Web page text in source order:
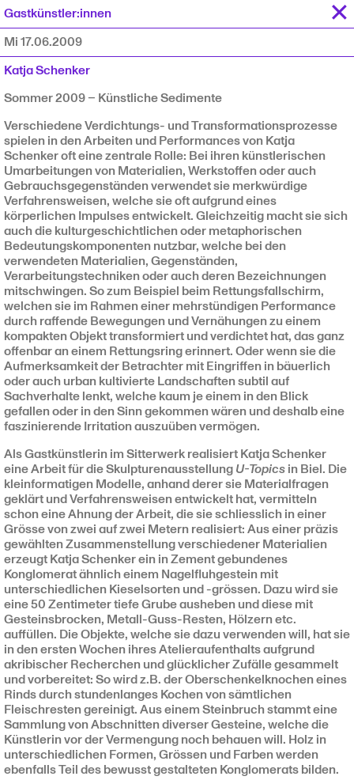
✕
Gastkünstler:innen
Mi 17.06.2009
Katja Schenker
Sommer 2009 – Künstliche Sedimente
Verschiedene Verdichtungs- und Transformationsprozesse
spielen in den Arbeiten und Performances von Katja
Schenker oft eine zentrale Rolle: Bei ihren künstlerischen
Umarbeitungen von Materialien, Werkstoffen oder auch
Gebrauchsgegenständen verwendet sie merkwürdige
Verfahrensweisen, welche sie oft aufgrund eines
körperlichen Impulses entwickelt. Gleichzeitig macht sie sich
auch die kulturgeschichtlichen oder metaphorischen
Bedeutungskomponenten nutzbar, welche bei den
verwendeten Materialien, Gegenständen,
Verarbeitungstechniken oder auch deren Bezeichnungen
mitschwingen. So zum Beispiel beim Rettungsfallschirm,
welchen sie im Rahmen einer mehrstündigen Performance
durch raffende Bewegungen und Vernähungen zu einem
kompakten Objekt transformiert und verdichtet hat, das ganz
offenbar an einem Rettungsring erinnert. Oder wenn sie die
Aufmerksamkeit der Betrachter mit Eingriffen in bäuerlich
oder auch urban kultivierte Landschaften subtil auf
Sachverhalte lenkt, welche kaum je einem in den Blick
gefallen oder in den Sinn gekommen wären und deshalb eine
faszinierende Irritation auszuüben vermögen.
Als Gastkünstlerin im Sitterwerk realisiert Katja Schenker
eine Arbeit für die SkulpturenausstellungU-Topicsin Biel. Die
kleinformatigen Modelle, anhand derer sie Materialfragen
geklärt und Verfahrensweisen entwickelt hat, vermitteln
schon eine Ahnung der Arbeit, die sie schliesslich in einer
Grösse von zwei auf zwei Metern realisiert: Aus einer präzis
gewählten Zusammenstellung verschiedener Materialien
erzeugt Katja Schenker ein in Zement gebundenes
Konglomerat ähnlich einem Nagelfluhgestein mit
unterschiedlichen Kieselsorten und -grössen. Dazu wird sie
eine 50 Zentimeter tiefe Grube ausheben und diese mit
Gesteinsbrocken, Metall-Guss-Resten, Hölzern etc.
auffüllen. Die Objekte, welche sie dazu verwenden will, hat sie
in den ersten Wochen ihres Atelieraufenthalts aufgrund
akribischer Recherchen und glücklicher Zufälle gesammelt
und vorbereitet: So wird z.B. der Oberschenkelknochen eines
Rinds durch stundenlanges Kochen von sämtlichen
Fleischresten gereinigt. Aus einem Steinbruch stammt eine
Sammlung von Abschnitten diverser Gesteine, welche die
Künstlerin vor der Vermengung noch behauen will. Holz in
unterschiedlichen Formen, Grössen und Farben werden
ebenfalls Teil des bewusst gestalteten Konglomerats bilden.